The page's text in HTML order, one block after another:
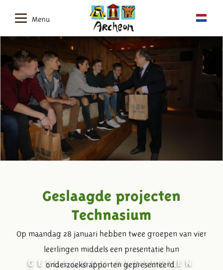
Menu
GESLAAGDE PROJECTEN
Geslaagde projecten
Technasium
Op maandag 28 januari hebben twee groepen van vier
leerlingen middels een presentatie hun
onderzoeksrapporten gepresenteerd.